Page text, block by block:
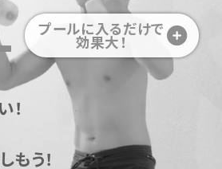
！
もう！
プールに入るだけで
効果大！